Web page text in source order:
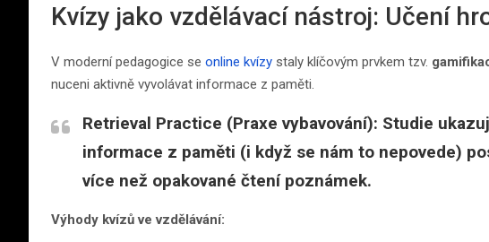
Kvízy jako vzdělávací nástroj: Učení
V moderní pedagogice se online kvízy staly klíčovým prvkem tzv.
nuceni aktivně vyvolávat informace z paměti.
Retrieval Practice (Praxe vybavování): Studie
informace z paměti (i když se nám to nepovede)
více než opakované čtení poznámek.
Výhody kvízů ve vzdělávání: